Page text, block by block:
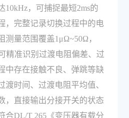
10kHz，可捕捉最短2ms的
，完整记录切换过程中的电
测量范围覆盖1μΩ~50Ω，
精准识别过渡电阻偏差、过
中存在接触不良、弹跳等缺
渡时间、过渡电阻平均值、
，直接输出分接开关的状态
合DL/T 265《变压器有载分